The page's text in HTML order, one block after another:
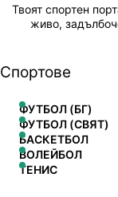
Твоят спортен
живо,
Спортове
ФУТБОЛ (БГ)
ФУТБОЛ (СВЯТ)
БАСКЕТБОЛ
ВОЛЕЙБОЛ
ТЕНИС